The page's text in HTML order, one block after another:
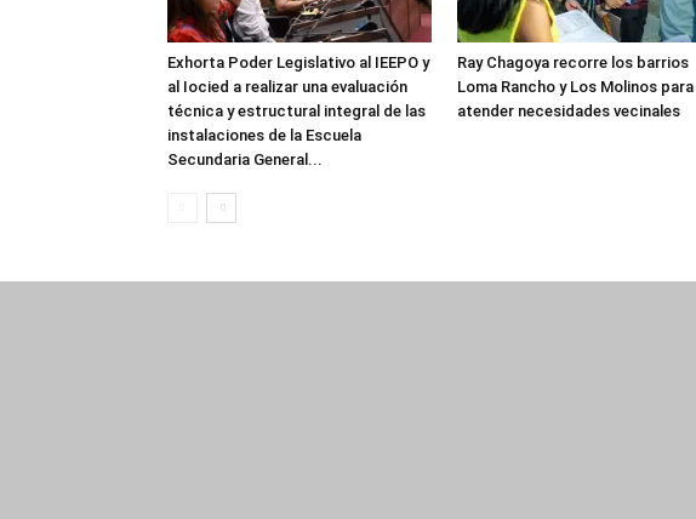
Exhorta Poder Legislativo al IEEPO y
al Iocied a realizar una evaluación
técnica y estructural integral de las
instalaciones de la Escuela
Secundaria General...
Ray Chagoya recorre los barrios
Loma Rancho y Los Molinos para
atender necesidades vecinales